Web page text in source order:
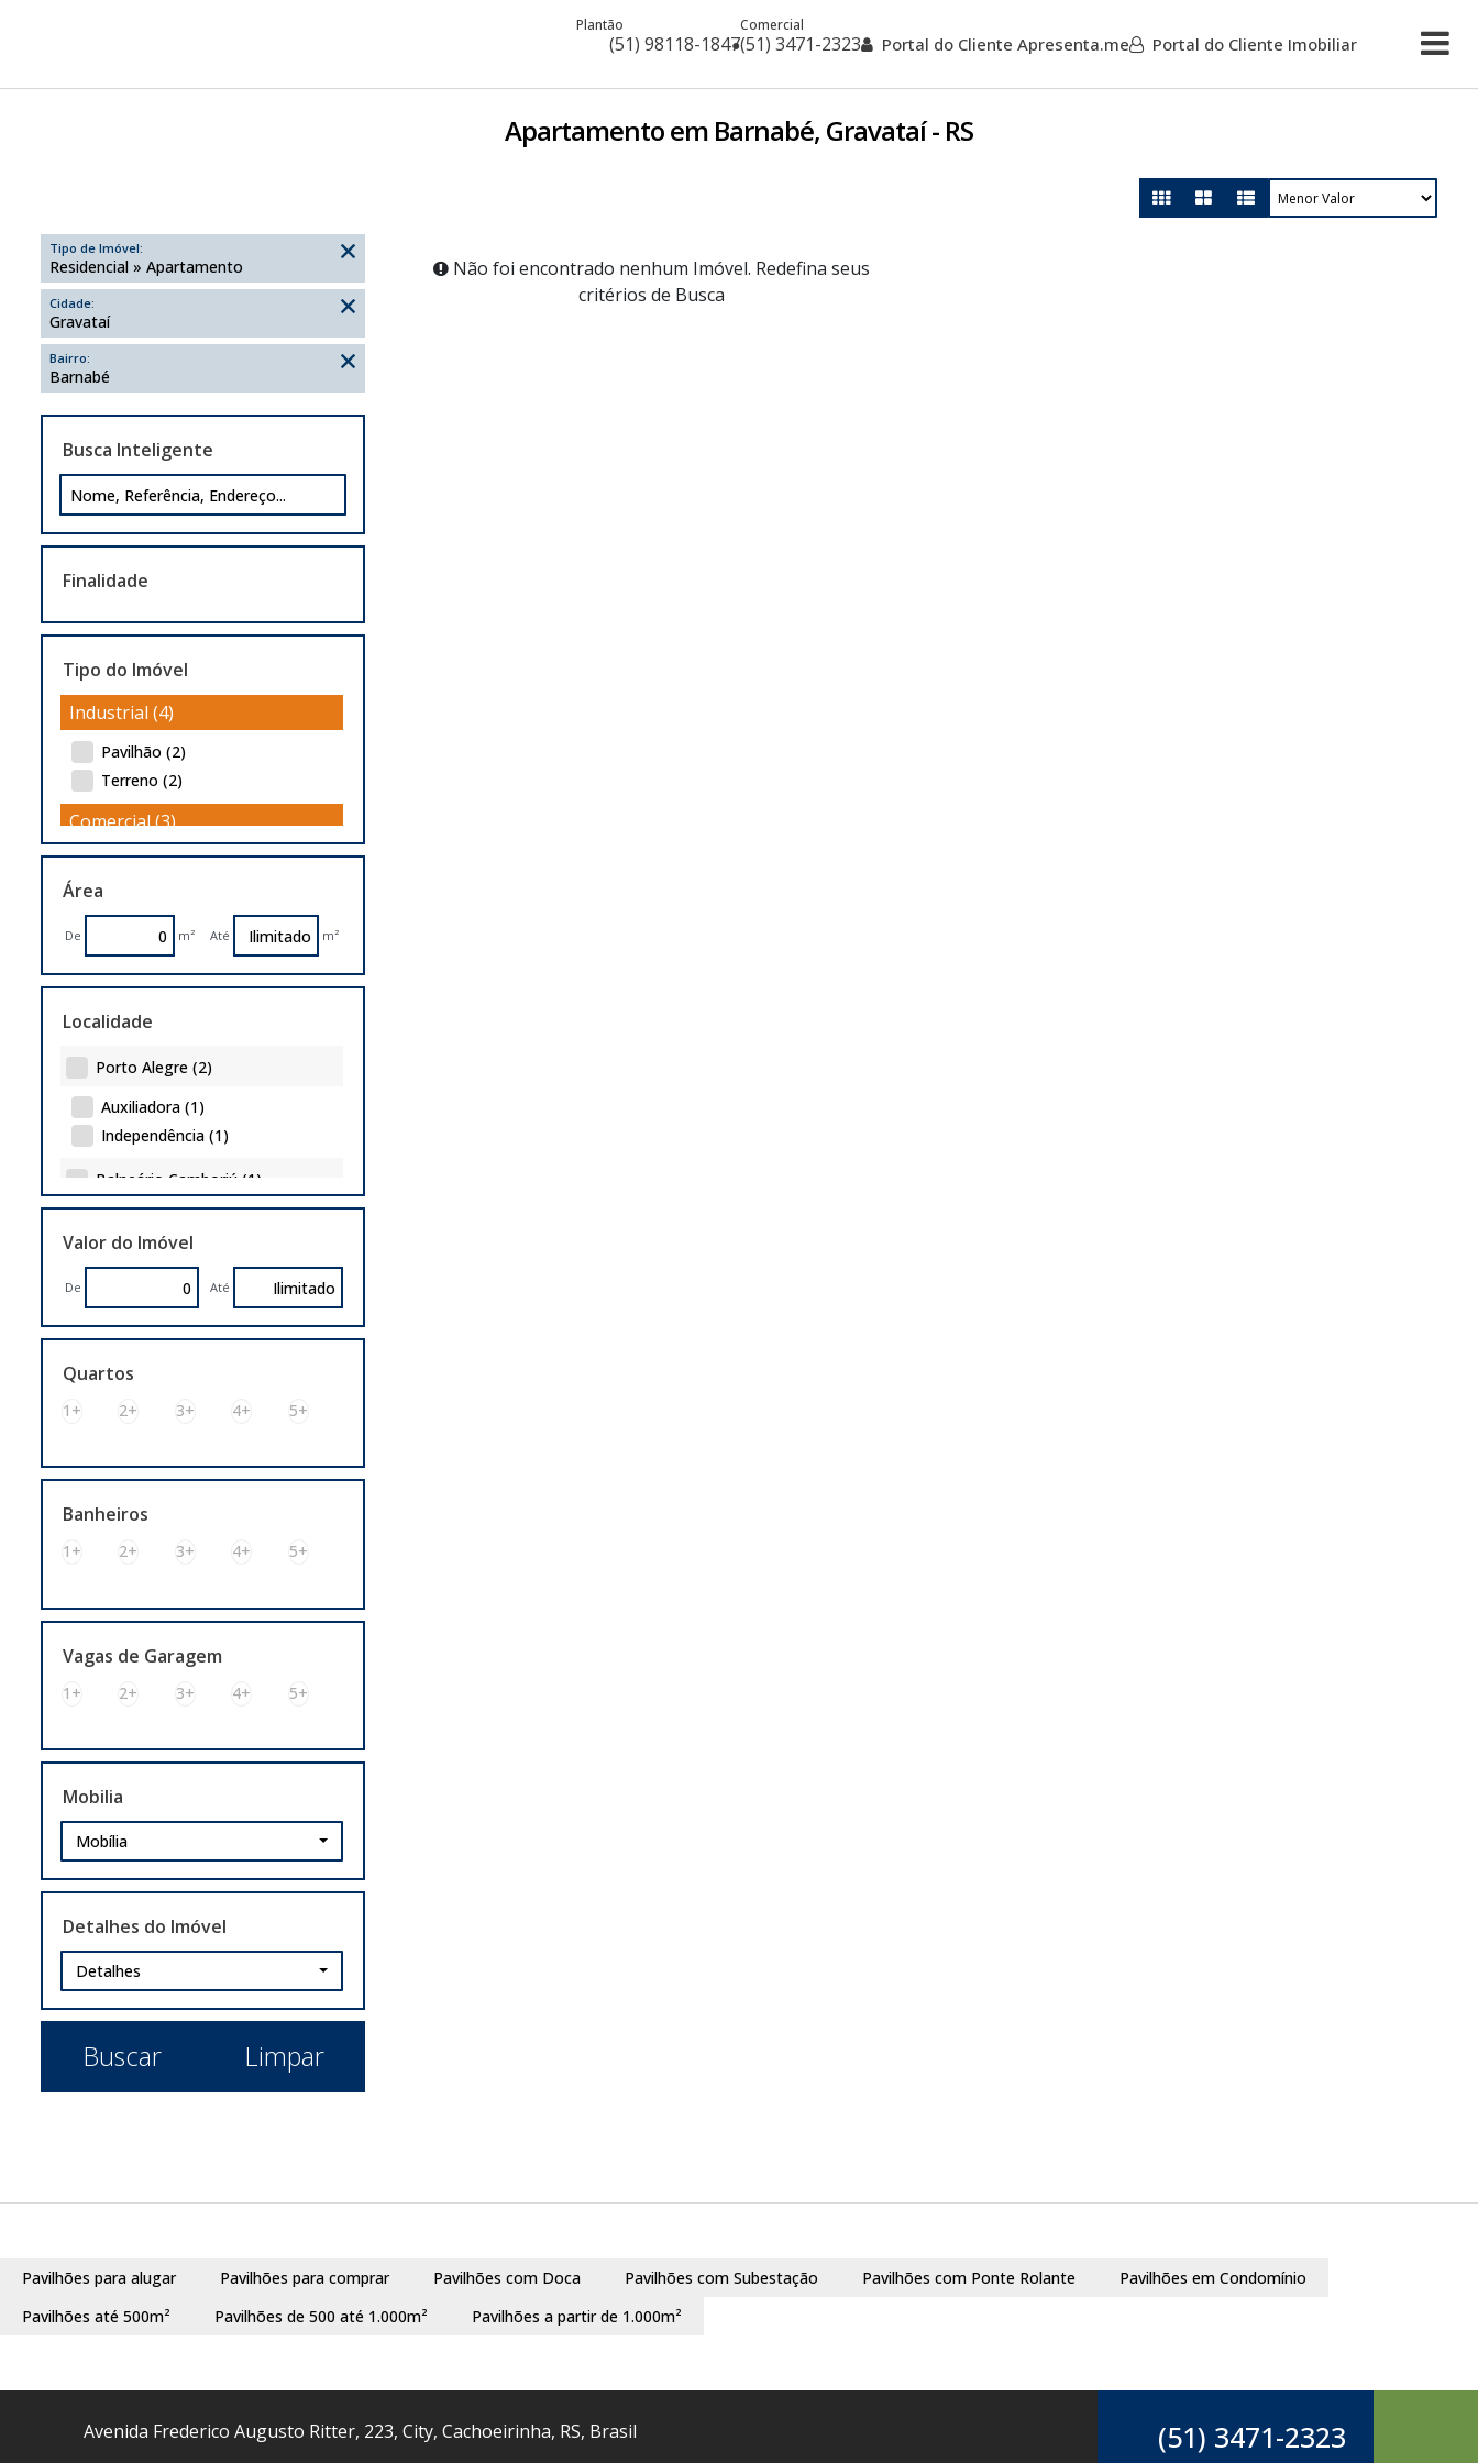
(51) 98118-1847
Plantão
(51) 3471-2323
Comercial
Portal do Cliente Apresenta.me Portal do Cliente Imobiliar
Apartamento em Barnabé, Gravataí - RS
Tipo de Imóvel:
Residencial » Apartamento
Cidade:
Gravataí
Bairro:
Barnabé
Busca Inteligente
Finalidade
Tipo do Imóvel
Industrial (4)
Pavilhão (2)
Terreno (2)
Comercial (3)
Pavilhão (1)
Terreno (2)
Residencial (2)
Casa (1)
Área
De m² Até m²
Localidade
Porto Alegre (2)
Auxiliadora (1)
Independência (1)
Balneário Camboriú (1)
Valor do Imóvel
De Até
Quartos
1+ 2+ 3+ 4+ 5+
Banheiros
1+ 2+ 3+ 4+ 5+
Vagas de Garagem
1+ 2+ 3+ 4+ 5+
Mobilia
Mobília
Detalhes do Imóvel
Detalhes
Buscar Limpar
Não foi encontrado nenhum Imóvel. Redefina seus
critérios de Busca
Pavilhões para alugar Pavilhões para comprar Pavilhões com Doca Pavilhões com Subestação Pavilhões com Ponte Rolante
Pavilhões em Condomínio
Pavilhões até 500m²
Pavilhões de 500 até 1.000m² Pavilhões a partir de 1.000m²
(51) 3471-2323
Avenida Frederico Augusto Ritter, 223, City, Cachoeirinha, RS, Brasil